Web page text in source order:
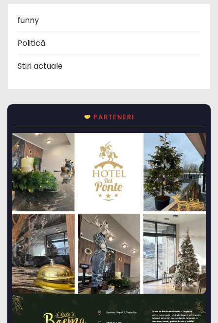
funny
Politică
Stiri actuale
PARTENERI